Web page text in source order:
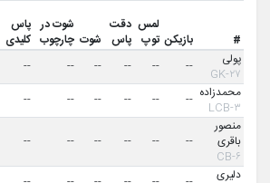
# بازیکن
لمس
توپ
دقت
پاس
شوت
شوت در
چارچوب
پاس
کلیدی
پولی
۲۷-GK
--
--
--
--
--
--
محمدزاده
۳-LCB
--
--
--
--
--
--
منصور
باقری
۶-CB
--
--
--
--
--
--
دلیری